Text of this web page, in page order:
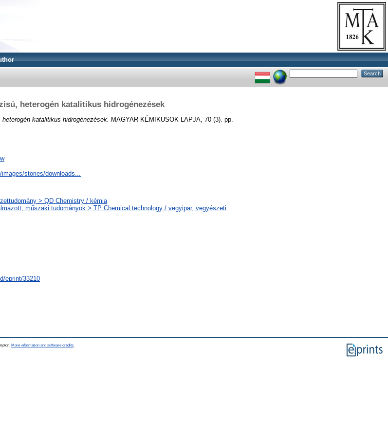
heterogén katalitikus hidrogénezések
katalitikus hidrogénezések.
MAGYAR KÉMIKUSOK LAPJA, 70 (3). pp.
stories/downloads...
> QD Chemistry / kémia
műszaki tudományok > TP Chemical technology / vegyipar, vegyészeti
eprint/33210
More information and software credits